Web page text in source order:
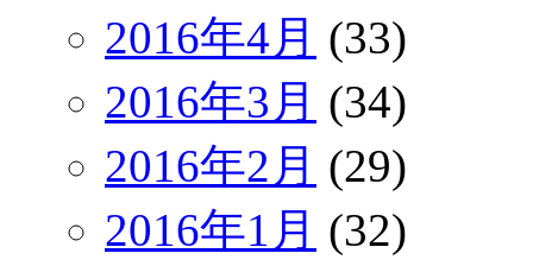
2016年4月 (33)
2016年3月 (34)
2016年2月 (29)
2016年1月 (32)